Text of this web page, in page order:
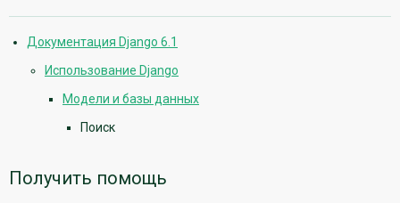
Документация Django 6.1
Использование Django
Модели и базы данных
Поиск
Получить помощь